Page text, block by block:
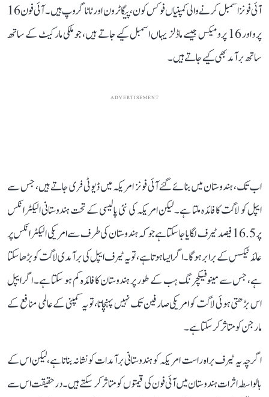
آئی فونز اسمبل کرنے والی کمپنیاں فوکس کون، پیگاٹرون اور ٹاٹا گروپ ہیں۔ آئی فون 16
پرو اور 16 پرو میکس جیسے ماڈلز یہاں اسمبل کیے جاتے ہیں، جو ملکی مارکیٹ کے ساتھ
ساتھ برآمد بھی کیے جاتے ہیں۔
ADVERTISEMENT
اب تک، ہندوستان میں بنائے گئے آئی فونز امریکہ میں ڈیوٹی فری جاتے ہیں، جس سے
ایپل کو لاگت کا فائدہ ملتا ہے۔ لیکن امریکہ کی نئی پالیسی کے تحت ہندوستانی الیکٹرانکس
پر 16.5 فیصد ٹیرف لگایا جا سکتا ہے جو کہ ہندوستان کی طرف سے امریکی الیکٹرانکس پر
عائد ٹیکس کے برابر ہوگا۔ اگر ایسا ہوتا ہے، تو یہ ٹیرف ایپل کی برآمدی لاگت کو بڑھا سکتا
ہے، جس سے مینوفیکچرنگ ہب کے طور پر ہندوستان کا فائدہ کم ہو سکتا ہے۔ اگر ایپل
اس بڑھتی ہوئی لاگت کو امریکی صارفین تک نہیں پہنچاتا، تو یہ کمپنی کے عالمی منافع کے
مارجن کو متاثر کر سکتا ہے۔
اگرچہ یہ ٹیرف براہ راست امریکہ کو ہندوستانی برآمدات کو نشانہ بناتا ہے، لیکن اس کے
بالواسطہ اثرات ہندوستان میں آئی فون کی قیمتوں کو متاثر کر سکتے ہیں۔ درحقیقت اس سے